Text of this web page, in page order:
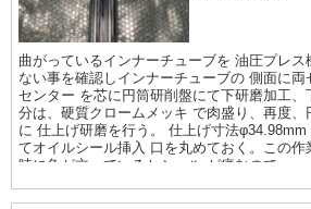
曲がっているインナーチューブを 油圧プレ
ない事を確認しインナーチューブの 側面に
センター を芯に円筒研削盤にて下研磨加工
分は、硬質クロームメッキ で肉盛り、再度
に 仕上げ研磨を行う。 仕上げ寸法
てオイルシール挿入 口を丸めておく。この
時に角が立っているとシール が痛むので